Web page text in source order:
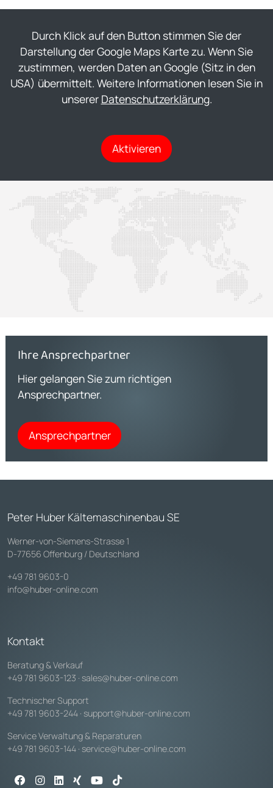
Durch Klick auf den Button stimmen Sie der
Darstellung der Google Maps Karte zu. Wenn Sie
zustimmen, werden Daten an Google (Sitz in den
USA) übermittelt. Weitere Informationen lesen Sie in
unserer Datenschutzerklärung.
Aktivieren
Ihre Ansprechpartner
Hier gelangen Sie zum richtigen
Ansprechpartner.
Ansprechpartner
Peter Huber Kältemaschinenbau SE
Werner-von-Siemens-Strasse 1
D-77656 Offenburg / Deutschland
+49 781 9603-0
info@huber-online.com
Kontakt
Beratung & Verkauf
+49 781 9603-123 · sales@huber-online.com
Technischer Support
+49 781 9603-244 · support@huber-online.com
Service Verwaltung & Reparaturen
+49 781 9603-144 · service@huber-online.com